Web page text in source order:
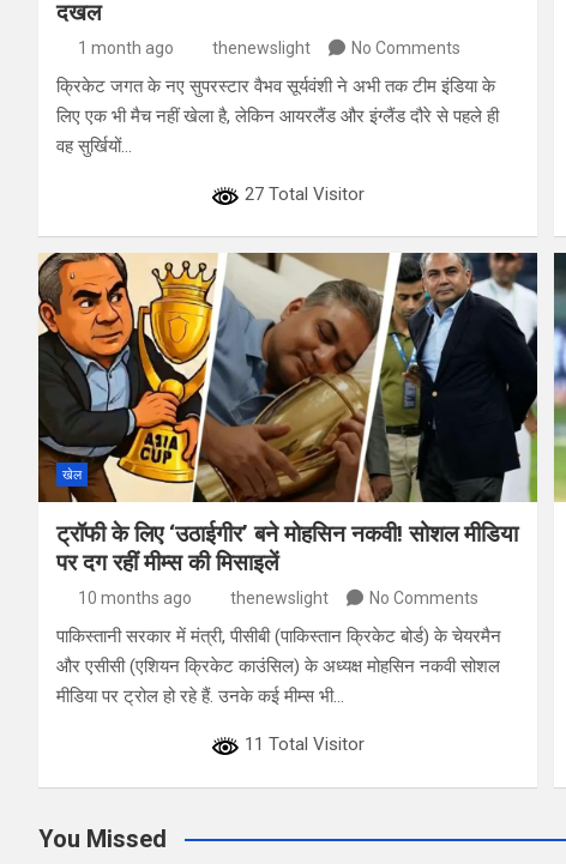
दखल
1 month ago thenewslight No Comments
क्रिकेट जगत के नए सुपरस्टार वैभव सूर्यवंशी ने अभी तक टीम इंडिया के
लिए एक भी मैच नहीं खेला है, लेकिन आयरलैंड और इंग्लैंड दौरे से पहले ही
वह सुर्खियों…
27 Total Visitor
खेल
ट्रॉफी के लिए ‘उठाईगीर’ बने मोहस‍िन नकवी! सोशल मीडिया
पर दग रहीं मीम्स की मिसाइलें
10 months ago thenewslight No Comments
पाकिस्तानी सरकार में मंत्री, पीसीबी (पाकिस्तान क्रिकेट बोर्ड) के चेयरमैन
और एसीसी (एश‍ियन क्रिकेट काउंस‍िल) के अध्यक्ष मोहस‍िन नकवी सोशल
मीडिया पर ट्रोल हो रहे हैं. उनके कई मीम्स भी…
11 Total Visitor
You Missed